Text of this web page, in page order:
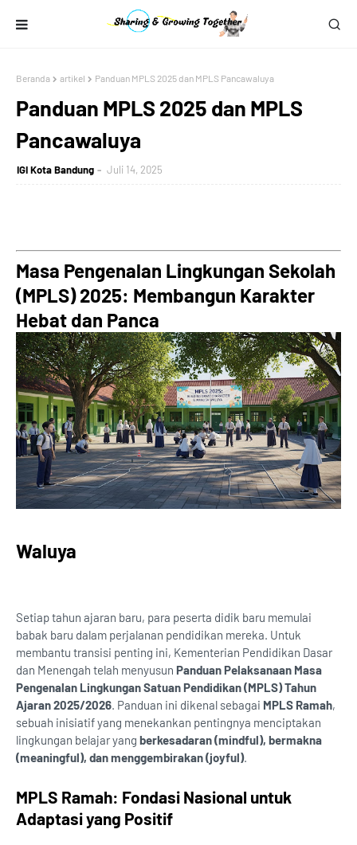
Beranda artikel Panduan MPLS 2025 dan MPLS Pancawaluya
Panduan MPLS 2025 dan MPLS
Pancawaluya
IGI Kota Bandung Juli 14, 2025
Masa Pengenalan Lingkungan Sekolah
(MPLS) 2025: Membangun Karakter
Hebat dan Panca
Waluya
Setiap tahun ajaran baru, para peserta didik baru memulai
babak baru dalam perjalanan pendidikan mereka. Untuk
membantu transisi penting ini, Kementerian Pendidikan Dasar
dan Menengah telah menyusun Panduan Pelaksanaan Masa
Pengenalan Lingkungan Satuan Pendidikan (MPLS) Tahun
Ajaran 2025/2026. Panduan ini dikenal sebagai MPLS Ramah,
sebuah inisiatif yang menekankan pentingnya menciptakan
lingkungan belajar yang berkesadaran (mindful), bermakna
(meaningful), dan menggembirakan (joyful).
MPLS Ramah: Fondasi Nasional untuk
Adaptasi yang Positif